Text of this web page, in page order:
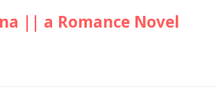
|| a Romance Novel